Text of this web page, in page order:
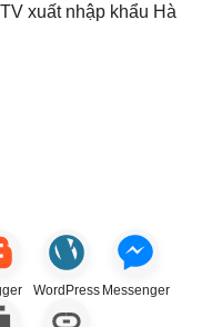
xuất nhập khẩu Hà
WordPress Messenger